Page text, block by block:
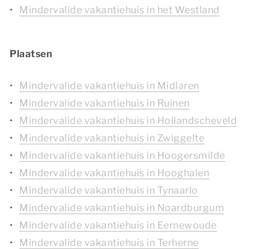
Mindervalide vakantiehuis in het Westland
Plaatsen
Mindervalide vakantiehuis in Midlaren
Mindervalide vakantiehuis in Ruinen
Mindervalide vakantiehuis in Hollandscheveld
Mindervalide vakantiehuis in Zwiggelte
Mindervalide vakantiehuis in Hoogersmilde
Mindervalide vakantiehuis in Hooghalen
Mindervalide vakantiehuis in Tynaarlo
Mindervalide vakantiehuis in Noardburgum
Mindervalide vakantiehuis in Eernewoude
Mindervalide vakantiehuis in Terherne